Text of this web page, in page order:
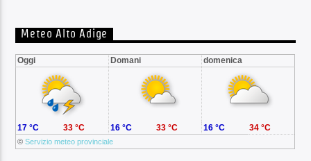
Meteo Alto Adige
Oggi Domani domenica
©Servizio meteo provinciale
17 °C 33 °C 16 °C 33 °C 16 °C 34 °C